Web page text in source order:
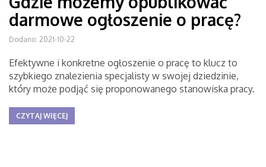
darmowe ogłoszenie o pracę?
Dodano: 2021-10-22
Efektywne i konkretne ogłoszenie o pracę to klucz to
szybkiego znalezienia specjalisty w swojej dziedzinie,
który może podjąć się proponowanego stanowiska pracy.
CZYTAJ WIĘCEJ